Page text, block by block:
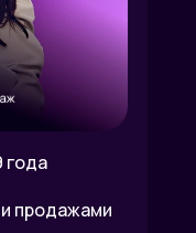
года
продажами